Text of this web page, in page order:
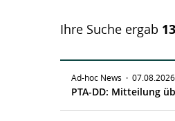
Ihre Suche ergab
Ad-hoc News ·
PTA-DD: Mitteilung